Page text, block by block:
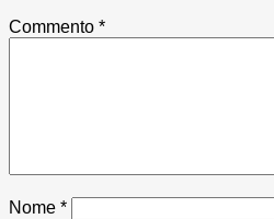
Commento *
Nome *